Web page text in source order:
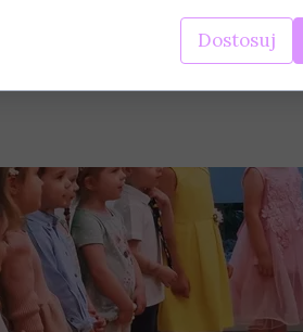
Dostosuj